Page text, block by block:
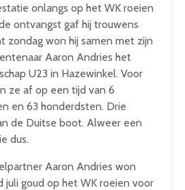
onlangs op het WK roeien
ontvangst gaf hij trouwens
zondag won hij samen met zijn
Aaron Andries het
U23 in Hazewinkel. Voor
ze af op een tijd van 6
en 63 honderdsten. Drie
de Duitse boot. Alweer een
dus.
Aaron Andries won
juli goud op het WK roeien voor